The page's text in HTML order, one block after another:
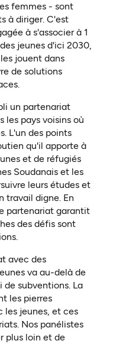
femmes - sont
à diriger. C'est
à s'associer à 1
jeunes d'ici 2030,
jouent dans
de solutions
un partenariat
les pays voisins où
L'un des points
qu'il apporte à
et de réfugiés
Soudanais et les
leurs études et
travail digne. En
partenariat garantit
des défis sont
avec des
va au-delà de
subventions. La
les pierres
les jeunes, et ces
Nos panélistes
plus loin et de